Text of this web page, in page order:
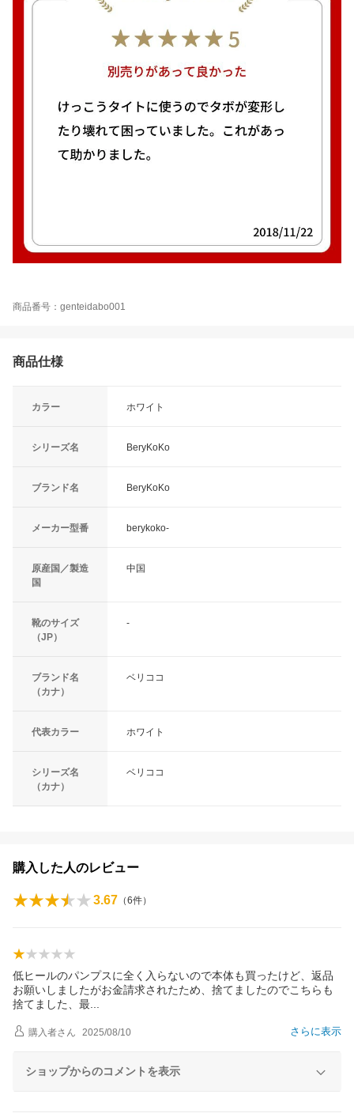
商品番号：genteidabo001
商品仕様
カラー ホワイト
シリーズ名 BeryKoKo
ブランド名 BeryKoKo
メーカー型番 berykoko-
原産国／製造
国
中国
靴のサイズ
（JP）
-
ブランド名
（カナ）
ベリココ
代表カラー ホワイト
シリーズ名
（カナ）
ベリココ
購入した人のレビュー
3.67 （6件）
低ヒールのパンプスに全く入らないので本体も買ったけど、返品
お願いしましたがお金請求されたため、捨てましたのでこちらも
捨てました、 最
さらに表示
購入者さん 2025/08/10
ショップからのコメントを表示